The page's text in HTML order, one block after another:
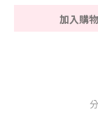
加入購